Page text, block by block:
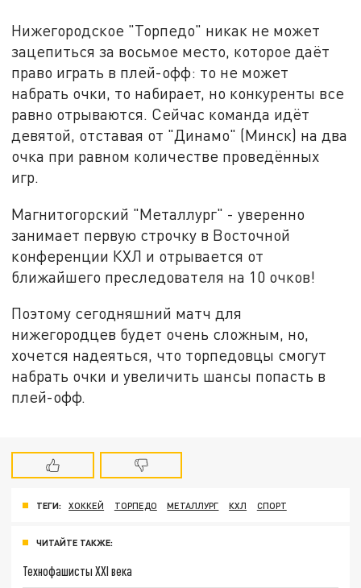
Нижегородское "Торпедо" никак не может
зацепиться за восьмое место, которое даёт
право играть в плей-офф: то не может
набрать очки, то набирает, но конкуренты все
равно отрываются. Сейчас команда идёт
девятой, отставая от "Динамо" (Минск) на два
очка при равном количестве проведённых
игр.
Магнитогорский "Металлург" - уверенно
занимает первую строчку в Восточной
конференции КХЛ и отрывается от
ближайшего преследователя на 10 очков!
Поэтому сегодняшний матч для
нижегородцев будет очень сложным, но,
хочется надеяться, что торпедовцы смогут
набрать очки и увеличить шансы попасть в
плей-офф.
ТЕГИ: ХОККЕЙ ТОРПЕДО МЕТАЛЛУРГ КХЛ СПОРТ
ЧИТАЙТЕ ТАКЖЕ:
Технофашисты XXI века